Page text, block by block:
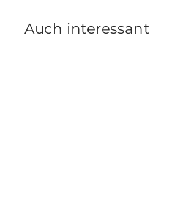
Auch interessant